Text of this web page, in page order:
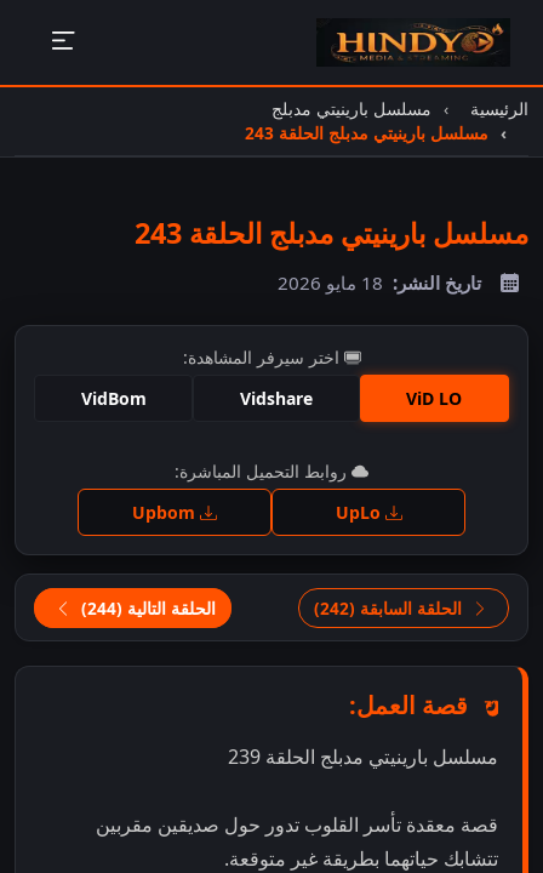
الرئيسية
مسلسل بارينيتي مدبلج
مسلسل بارينيتي مدبلج الحلقة 243
مسلسل بارينيتي مدبلج الحلقة 243
تاريخ النشر: 18 مايو 2026
اختر سيرفر المشاهدة:
ViD LO
Vidshare
VidBom
اضغط للمشاهدة
روابط التحميل المباشرة:
الحلقة السابقة (242) الحلقة التالية (244)
قصة العمل:
مسلسل بارينيتي مدبلج الحلقة 239
قصة معقدة تأسر القلوب تدور حول صديقين مقربين
تتشابك حياتهما بطريقة غير متوقعة.